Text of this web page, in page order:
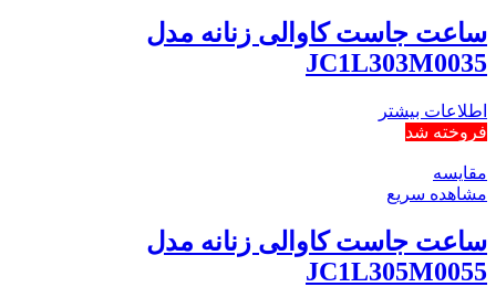
ساعت جاست کاوالی زنانه مدل
JC1L303M0035
اطلاعات بیشتر
فروخته شد
مقایسه
مشاهده سریع
ساعت جاست کاوالی زنانه مدل
JC1L305M0055